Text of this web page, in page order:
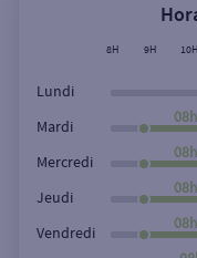
8H 9H 10H
Lundi
Mardi
Mercredi
Jeudi
Vendredi